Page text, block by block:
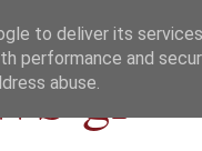
gr
to deliver its
performance and
abuse.